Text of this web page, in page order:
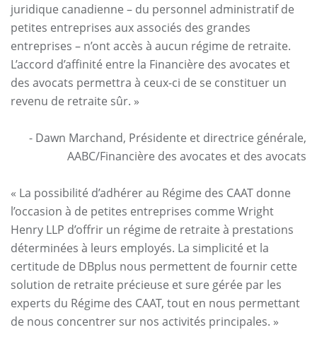
juridique canadienne – du personnel administratif de
petites entreprises aux associés des grandes
entreprises – n’ont accès à aucun régime de retraite.
L’accord d’affinité entre la Financière des avocates et
des avocats permettra à ceux-ci de se constituer un
revenu de retraite sûr. »
- Dawn Marchand, Présidente et directrice générale,
AABC/Financière des avocates et des avocats
« La possibilité d’adhérer au Régime des CAAT donne
l’occasion à de petites entreprises comme Wright
Henry LLP d’offrir un régime de retraite à prestations
déterminées à leurs employés. La simplicité et la
certitude de DBplus nous permettent de fournir cette
solution de retraite précieuse et sure gérée par les
experts du Régime des CAAT, tout en nous permettant
de nous concentrer sur nos activités principales. »